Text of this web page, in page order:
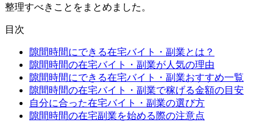
整理すべきことをまとめました。
目次
隙間時間にできる在宅バイト・副業とは？
隙間時間の在宅バイト・副業が人気の理由
隙間時間にできる在宅バイト・副業おすすめ一覧
隙間時間の在宅バイト・副業で稼げる金額の目安
自分に合った在宅バイト・副業の選び方
隙間時間の在宅副業を始める際の注意点